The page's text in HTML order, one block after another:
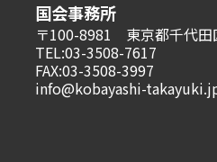
国会事務所
〒100-8981 東京都千代
TEL:03-3508-7617
FAX:03-3508-3997
info@kobayashi-